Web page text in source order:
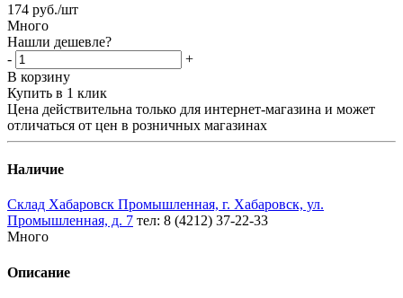
174 руб./шт
Много
Нашли дешевле?
-
+
В корзину
Купить в 1 клик
Цена действительна только для интернет-магазина и может
отличаться от цен в розничных магазинах
Наличие
Склад Хабаровск Промышленная, г. Хабаровск, ул.
Промышленная, д. 7 тел: 8 (4212) 37-22-33
Много
Описание